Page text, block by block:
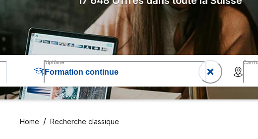
Diplôme
Home Recherche classique